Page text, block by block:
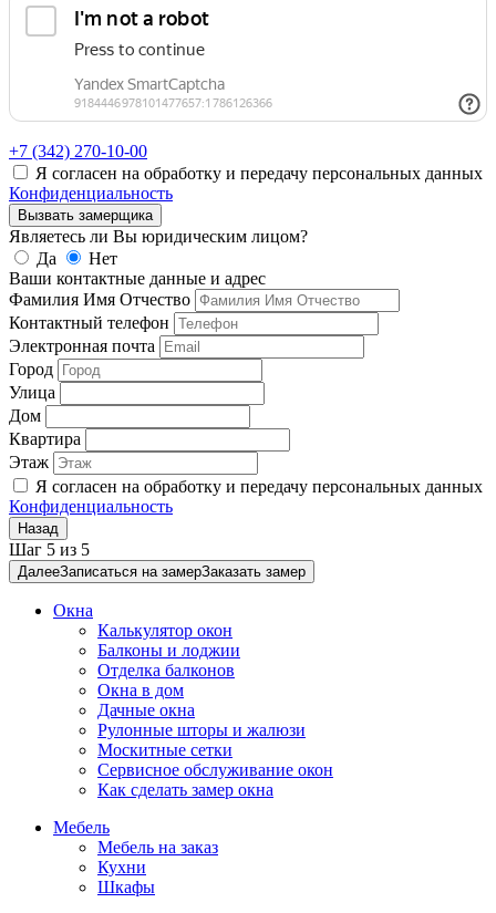
+7 (342) 270-10-00
Я согласен на обработку и передачу персональных данных
Конфиденциальность
Вызвать замерщика
Являетесь ли Вы юридическим лицом?
Да
Нет
Ваши контактные данные и адрес
Фамилия Имя Отчество
Контактный телефон
Электронная почта
Город
Улица
Дом
Квартира
Этаж
Я согласен на обработку и передачу персональных данных
Конфиденциальность
Назад
Шаг 5 из 5
ДалееЗаписаться на замерЗаказать замер
Окна
Калькулятор окон
Балконы и лоджии
Отделка балконов
Окна в дом
Дачные окна
Рулонные шторы и жалюзи
Москитные сетки
Сервисное обслуживание окон
Как сделать замер окна
Мебель
Мебель на заказ
Кухни
Шкафы